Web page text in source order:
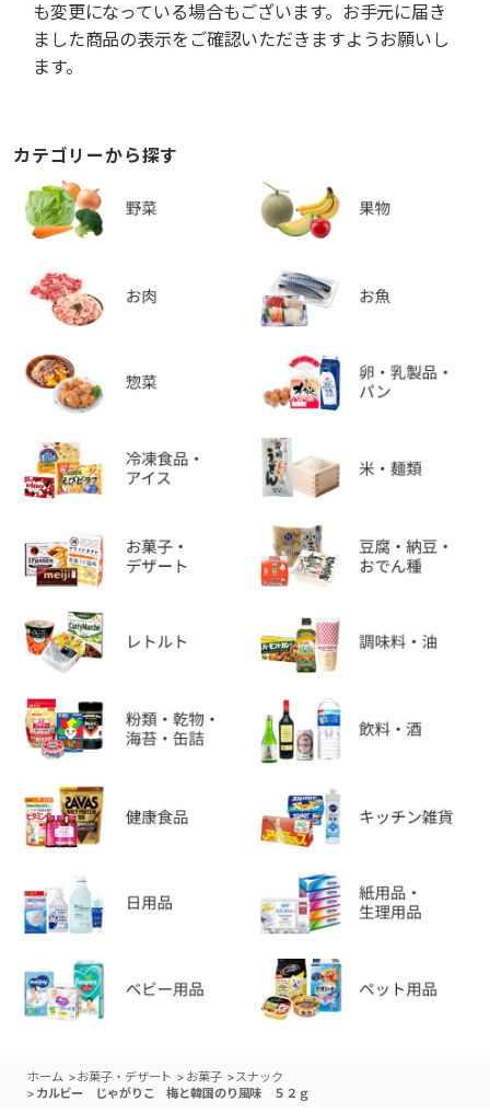
も変更になっている場合もございます。お手元に届き
ました商品の表示をご確認いただきますようお願いし
ます。
カテゴリーから探す
ホーム >お菓子・デザート > お菓子 > スナック
> カルビー じゃがりこ 梅と韓国のり風味 ５２ｇ